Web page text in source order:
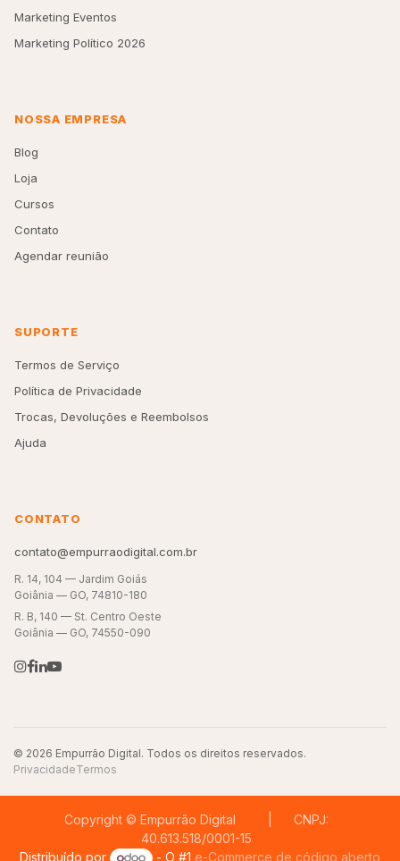
Marketing Eventos
Marketing Político 2026
NOSSA EMPRESA
Blog
Loja
Cursos
Contato
Agendar reunião
SUPORTE
Termos de Serviço
Política de Privacidade
Trocas, Devoluções e Reembolsos
Ajuda
CONTATO
contato@empurraodigital.com.br
R. 14, 104 — Jardim Goiás
Goiânia — GO, 74810-180
R. B, 140 — St. Centro Oeste
Goiânia — GO, 74550-090
© 2026 Empurrão Digital. Todos os direitos reservados.
PrivacidadeTermos
Copyright © Empurrão Digital | CNPJ:
40.613.518/0001-15
Distribuído por
- O #1 e-Commerce de código aberto